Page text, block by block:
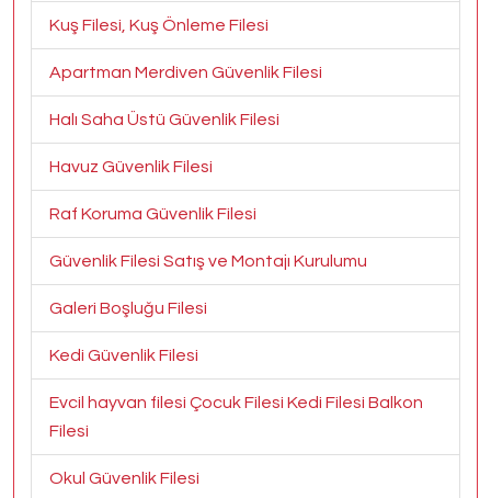
Kuş Filesi, Kuş Önleme Filesi
Apartman Merdiven Güvenlik Filesi
Halı Saha Üstü Güvenlik Filesi
Havuz Güvenlik Filesi
Raf Koruma Güvenlik Filesi
Güvenlik Filesi Satış ve Montajı Kurulumu
Galeri Boşluğu Filesi
Kedi Güvenlik Filesi
Evcil hayvan filesi Çocuk Filesi Kedi Filesi Balkon
Filesi
Okul Güvenlik Filesi